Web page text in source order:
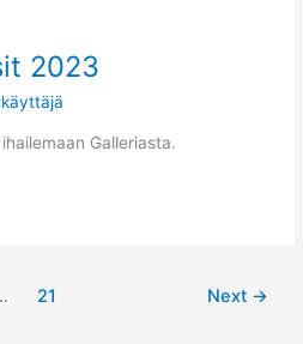
2023
Galleriasta.
21 Next →